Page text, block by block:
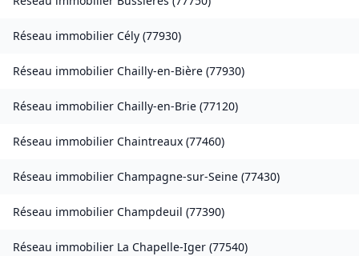
Réseau immobilier Cély (77930)
Réseau immobilier Chailly-en-Bière (77930)
Réseau immobilier Chailly-en-Brie (77120)
Réseau immobilier Chaintreaux (77460)
Réseau immobilier Champagne-sur-Seine (77430)
Réseau immobilier Champdeuil (77390)
Réseau immobilier La Chapelle-Iger (77540)